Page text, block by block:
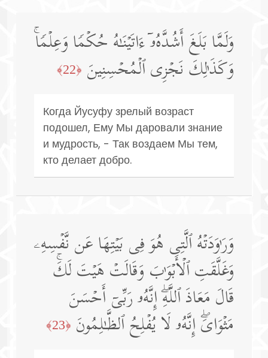
وَلَمَّا بَلَغَ أَشُدَّهُۥۤ ءَاتَیۡنَـٰهُ حُكۡمࣰا وَعِلۡمࣰاۚ
وَكَذَ ٰ⁠لِكَ نَجۡزِی ٱلۡمُحۡسِنِینَ ﴿22﴾
Когда Йусуфу зрелый возраст
подошел, Ему Мы даровали знание
и мудрость, - Так воздаем Мы тем,
кто делает добро.
وَرَ ٰ⁠وَدَتۡهُ ٱلَّتِی هُوَ فِی بَیۡتِهَا عَن نَّفۡسِهِۦ
وَغَلَّقَتِ ٱلۡأَبۡوَ ٰ⁠بَ وَقَالَتۡ هَیۡتَ لَكَۚ
قَالَ مَعَاذَ ٱللَّهِۖ إِنَّهُۥ رَبِّیۤ أَحۡسَنَ
مَثۡوَایَۖ إِنَّهُۥ لَا یُفۡلِحُ ٱلظَّـٰلِمُونَ ﴿23﴾